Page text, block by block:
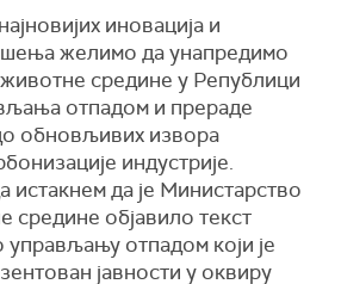
иновација и
желимо да унапредимо
средине у Републици
отпадом и прераде
обновљивих извора
индустрије.
истакнем да је Министарство
средине објавило текст
отпадом који је
јавности у оквиру